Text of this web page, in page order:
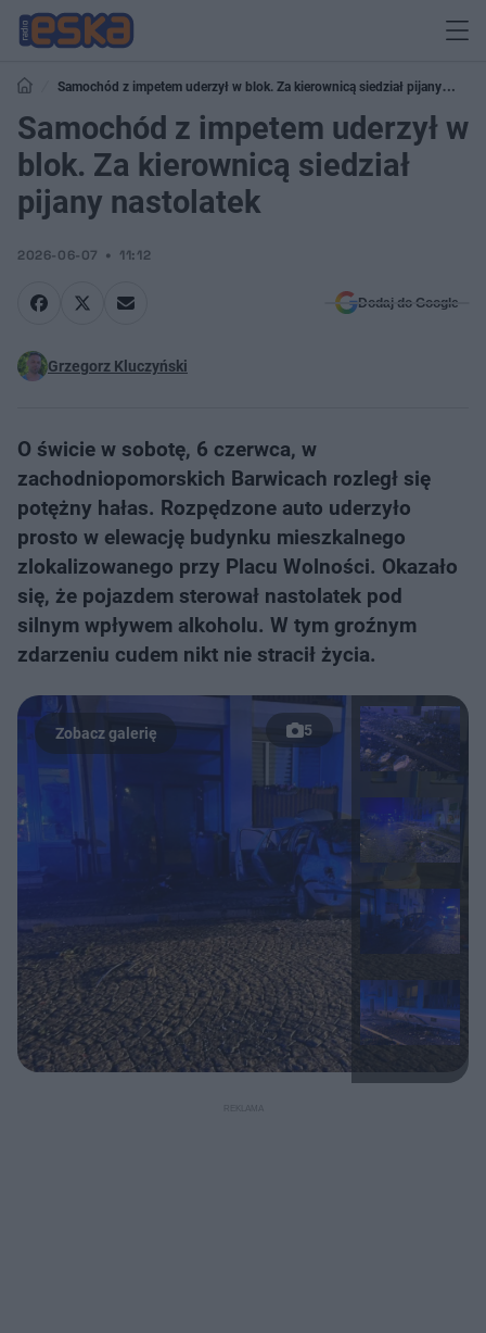
Samochód z impetem uderzył w blok. Za kierownicą siedział pijany
nastolatek
Samochód z impetem uderzył w
blok. Za kierownicą siedział
pijany nastolatek
2026-06-07 11:12
Dodaj do Google
Grzegorz Kluczyński
O świcie w sobotę, 6 czerwca, w
zachodniopomorskich Barwicach rozległ się
potężny hałas. Rozpędzone auto uderzyło
prosto w elewację budynku mieszkalnego
zlokalizowanego przy Placu Wolności. Okazało
się, że pojazdem sterował nastolatek pod
silnym wpływem alkoholu. W tym groźnym
zdarzeniu cudem nikt nie stracił życia.
5